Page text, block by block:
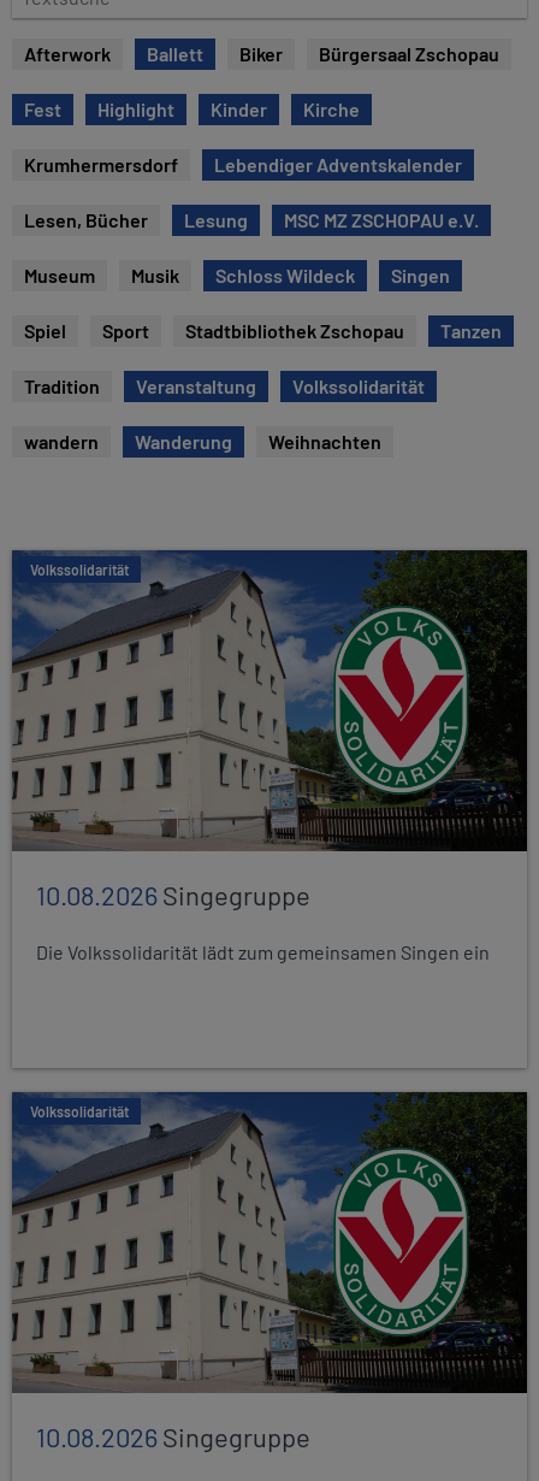
e
s
u
Afterwork Ballett Biker Bürgersaal Zschopau
Fest Highlight Kinder Kirche
Krumhermersdorf Lebendiger Adventskalender
Lesen, Bücher Lesung MSC MZ ZSCHOPAU e.V.
Museum Musik Schloss Wildeck Singen
Spiel Sport Stadtbibliothek Zschopau Tanzen
Tradition Veranstaltung Volkssolidarität
wandern Wanderung Weihnachten
Volkssolidarität
10.08.2026Singegruppe
Die Volkssolidarität lädt zum gemeinsamen Singen ein
Volkssolidarität
10.08.2026Singegruppe